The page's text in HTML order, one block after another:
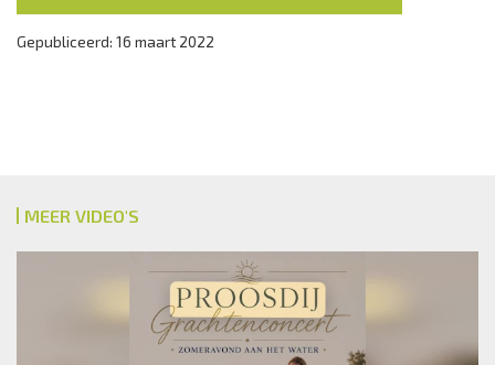
Gepubliceerd: 16 maart 2022
MEER VIDEO'S